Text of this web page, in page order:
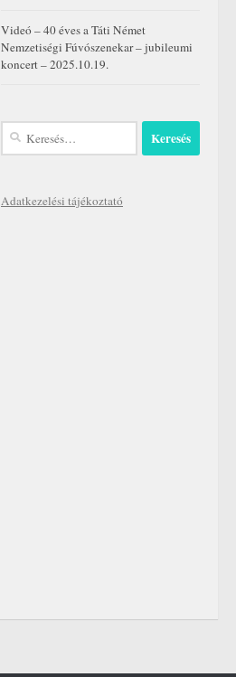
Videó – 40 éves a Táti Német
Nemzetiségi Fúvószenekar – jubileumi
koncert – 2025.10.19.
Keresés:
Adatkezelési tájékoztató